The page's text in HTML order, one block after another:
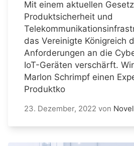
Mit einem aktuellen
Produktsicherheit und
das Vereinigte Königreich
Anforderungen an die
IoT-Geräten verschärft.
Marlon Schrimpf einen
Produktko
23. Dezember, 2022 von